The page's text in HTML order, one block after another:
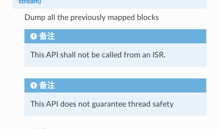
Dump all the previously mapped blocks
备注
This API shall not be called from an ISR.
备注
This API does not guarantee thread safety